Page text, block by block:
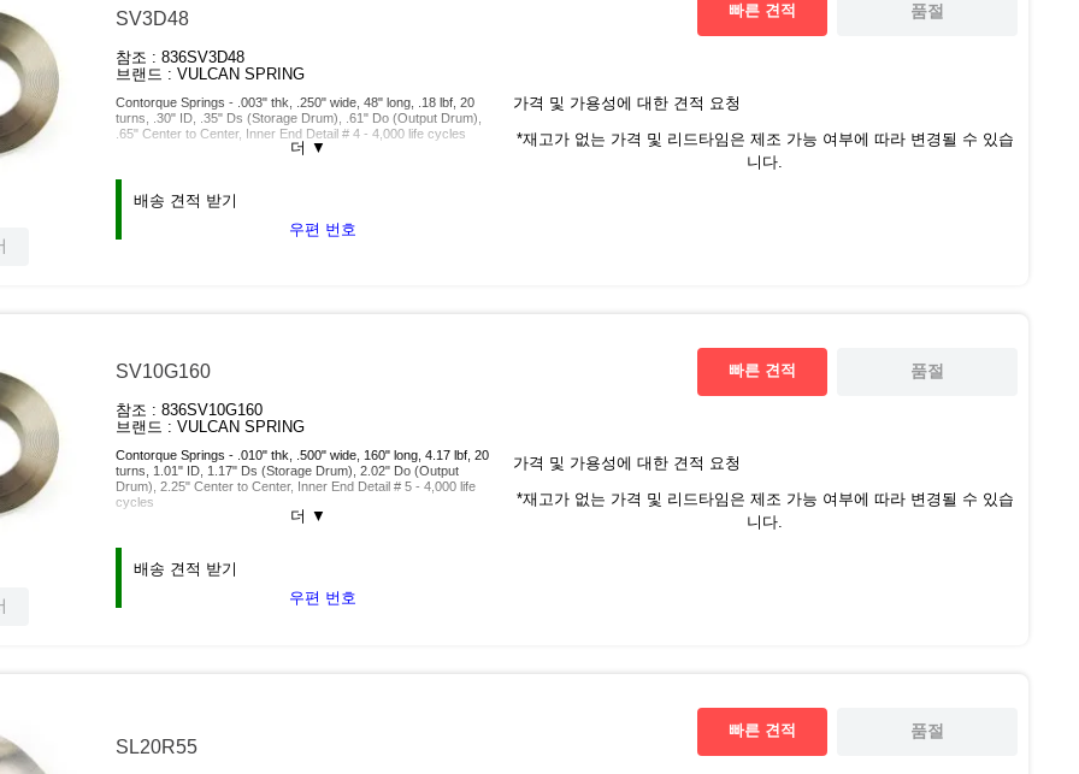
SV3D48
참조 :836SV3D48
브랜드 :VULCAN SPRING
Contorque Springs - .003" thk, .250" wide, 48" long, .18 lbf, 20
turns, .30" ID, .35" Ds (Storage Drum), .61" Do (Output Drum),
.65" Center to Center, Inner End Detail # 4 - 4,000 life cycles
더 ▼
배송 견적 받기
우편 번호
빠른 견적 품절
가격 및 가용성에 대한 견적 요청
*재고가 없는 가격 및 리드타임은 제조 가능 여부에 따라 변경될 수 있습
니다.
SV10G160
참조 :836SV10G160
브랜드 :VULCAN SPRING
Contorque Springs - .010" thk, .500" wide, 160" long, 4.17 lbf, 20
turns, 1.01" ID, 1.17" Ds (Storage Drum), 2.02" Do (Output
Drum), 2.25" Center to Center, Inner End Detail # 5 - 4,000 life
cycles
더 ▼
배송 견적 받기
우편 번호
빠른 견적 품절
가격 및 가용성에 대한 견적 요청
*재고가 없는 가격 및 리드타임은 제조 가능 여부에 따라 변경될 수 있습
니다.
SL20R55
빠른 견적 품절